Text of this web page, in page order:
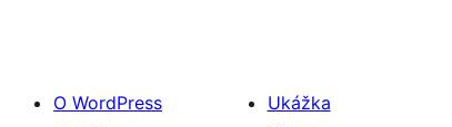
O WordPress
Ukážka